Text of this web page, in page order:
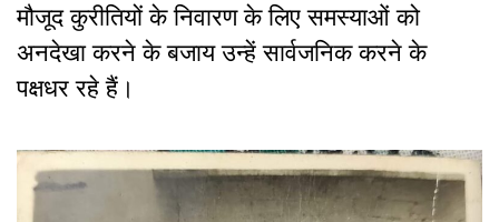
मौजूद कुरीतियों के निवारण के लिए समस्‍याओं को
अनदेखा करने के बजाय उन्हें सार्वजनिक करने के
पक्षधर रहे हैं।